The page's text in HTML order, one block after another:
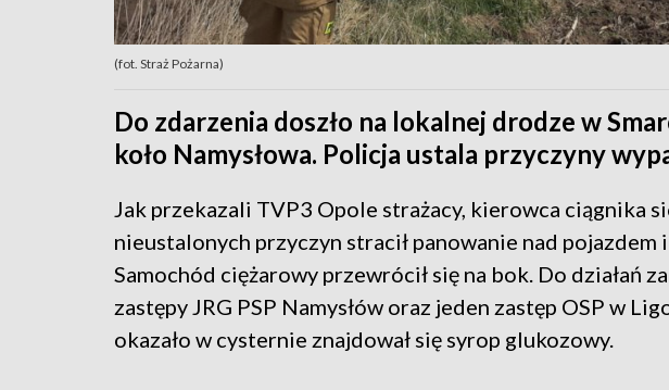
(fot. Straż Pożarna)
Do zdarzenia doszło na lokalnej drodze w
koło Namysłowa. Policja ustala przyczyny
Jak przekazali TVP3 Opole strażacy, kierowca ciągnika
nieustalonych przyczyn stracił panowanie nad pojazdem
Samochód ciężarowy przewrócił się na bok. Do działań
zastępy JRG PSP Namysłów oraz jeden zastęp OSP w
okazało w cysternie znajdował się syrop glukozowy.